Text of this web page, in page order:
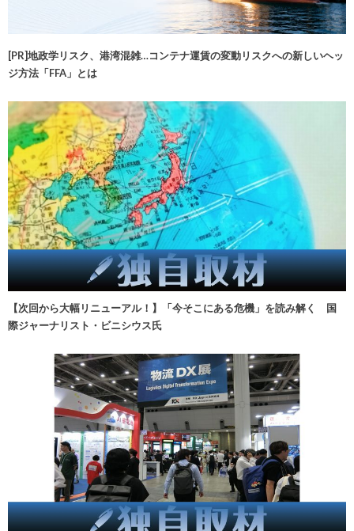
[PR]地政学リスク、港湾混雑…コンテナ運賃の変動リスクへの新しいヘッ
ジ方法「FFA」とは
【次回から大幅リニューアル！】「今そこにある危機」を読み解く 国
際ジャーナリスト・ビニシウス氏